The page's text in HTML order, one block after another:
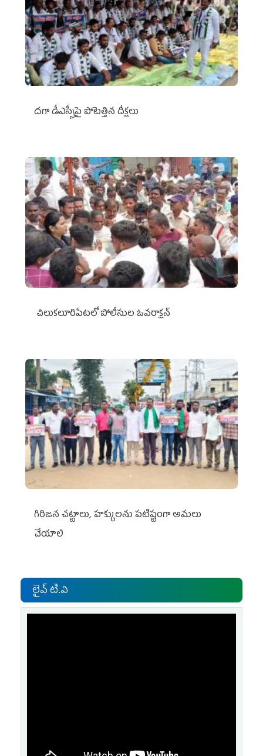
దగా డీఎస్సీపై పోటెత్తిన దీక్షలు
చిలుక‌లూరిపేట‌లో పోలీసుల ఓవ‌రాక్ష‌న్‌
గిరిజన చట్టాలు, హక్కులను పటిష్టంగా అమలు
చేయాలి
లైవ్ టి.వి